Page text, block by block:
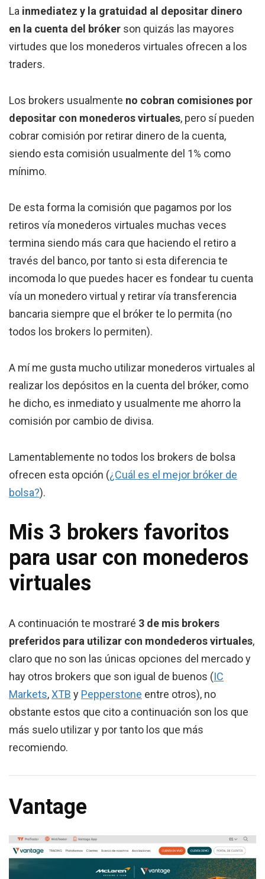
La inmediatez y la gratuidad al depositar dinero
en la cuenta del bróker son quizás las mayores
virtudes que los monederos virtuales ofrecen a los
traders.
Los brokers usualmente no cobran comisiones por
depositar con monederos virtuales, pero sí pueden
cobrar comisión por retirar dinero de la cuenta,
siendo esta comisión usualmente del 1% como
mínimo.
De esta forma la comisión que pagamos por los
retiros vía monederos virtuales muchas veces
termina siendo más cara que haciendo el retiro a
través del banco, por tanto si esta diferencia te
incomoda lo que puedes hacer es fondear tu cuenta
vía un monedero virtual y retirar vía transferencia
bancaria siempre que el bróker te lo permita (no
todos los brokers lo permiten).
A mí me gusta mucho utilizar monederos virtuales al
realizar los depósitos en la cuenta del bróker, como
he dicho, es inmediato y usualmente me ahorro la
comisión por cambio de divisa.
Lamentablemente no todos los brokers de bolsa
ofrecen esta opción (¿Cuál es el mejor bróker de
bolsa?).
Mis 3 brokers favoritos
para usar con monederos
virtuales
A continuación te mostraré 3 de mis brokers
preferidos para utilizar con mondederos virtuales,
claro que no son las únicas opciones del mercado y
hay otros brokers que son igual de buenos (IC
Markets,XTB y Pepperstone entre otros), no
obstante estos que cito a continuación son los que
más suelo utilizar y por tanto los que más
recomiendo.
Vantage